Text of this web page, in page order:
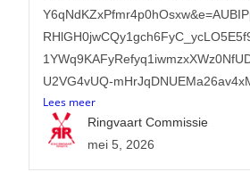
U2VG4vUQ-
Lees meer
Ringvaart Commissie
mei 5, 2026